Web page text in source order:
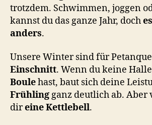
trotzdem. Schwimmen, joggen
kannst du das ganze Jahr, doch
anders.
Unsere Winter sind für
Einschnitt. Wenn du keine
Boulehast, baut sich deine
Frühlingganz deutlich ab.
direine Kettlebell.